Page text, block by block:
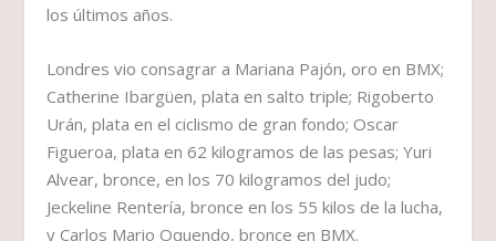
los últimos años.
Londres vio consagrar a Mariana Pajón, oro en BMX;
Catherine Ibargüen, plata en salto triple; Rigoberto
Urán, plata en el ciclismo de gran fondo; Oscar
Figueroa, plata en 62 kilogramos de las pesas; Yuri
Alvear, bronce, en los 70 kilogramos del judo;
Jeckeline Rentería, bronce en los 55 kilos de la lucha,
y Carlos Mario Oquendo, bronce en BMX.